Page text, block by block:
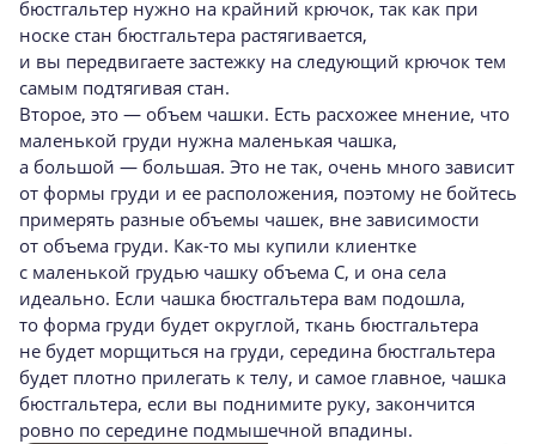
бюстгальтер нужно на крайний крючок, так как при
носке стан бюстгальтера растягивается,
и вы передвигаете застежку на следующий крючок тем
самым подтягивая стан.
Второе, это — объем чашки. Есть расхожее мнение, что
маленькой груди нужна маленькая чашка,
а большой — большая. Это не так, очень много зависит
от формы груди и ее расположения, поэтому не бойтесь
примерять разные объемы чашек, вне зависимости
от объема груди. Как-то мы купили клиентке
с маленькой грудью чашку объема С, и она села
идеально. Если чашка бюстгальтера вам подошла,
то форма груди будет округлой, ткань бюстгальтера
не будет морщиться на груди, середина бюстгальтера
будет плотно прилегать к телу, и самое главное, чашка
бюстгальтера, если вы поднимите руку, закончится
ровно по середине подмышечной впадины.